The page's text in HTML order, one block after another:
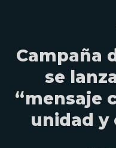
Campaña
se
“mensaje
unidad y